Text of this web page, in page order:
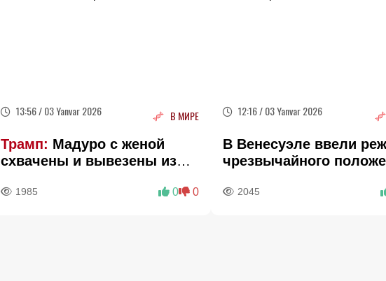
13:56 / 03 Yanvar 2026 В МИРЕ
Трамп: Мадуро с женой
схвачены и вывезены из
1985 0 0
12:16 / 03 Yanvar 2026
В Венесуэле ввели
чрезвычайного
2045